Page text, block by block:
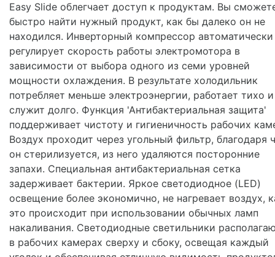
Easy Slide облегчает доступ к продуктам. Вы
быстро найти нужный продукт, как бы далеко он не
находился. Инверторный компрессор автоматически
регулирует скорость работы электромотора в
зависимости от выбора одного из семи уровней
мощности охлаждения. В результате холодильник
потребляет меньше электроэнергии, работает тихо и
служит долго. Функция 'Антибактериальная защита'
поддерживает чистоту и гигиеничность рабочих
Воздух проходит через угольный фильтр, благодаря
он стерилизуется, из него удаляются посторонние
запахи. Специальная антибактериальная сетка
задерживает бактерии. Яркое светодиодное (LED)
освещение более экономично, не нагревает воздух,
это происходит при использовании обычных ламп
накаливания. Светодиодные светильники
в рабочих камерах сверху и сбоку, освещая каждый